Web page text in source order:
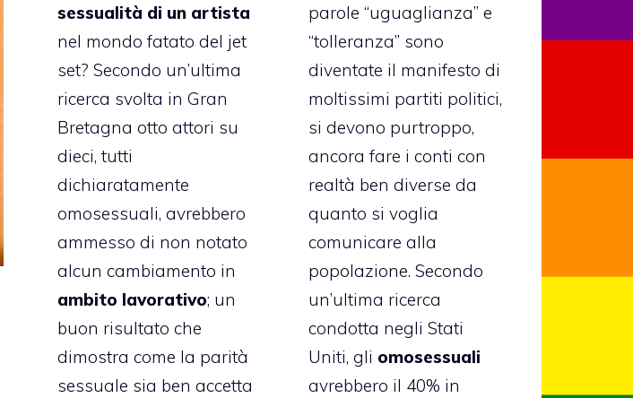
sessualità di un artista
nel mondo fatato del jet
set? Secondo un’ultima
ricerca svolta in Gran
Bretagna otto attori su
dieci, tutti
dichiaratamente
omosessuali, avrebbero
ammesso di non notato
alcun cambiamento in
ambito lavorativo; un
buon risultato che
dimostra come la parità
sessuale sia ben accetta
parole “uguaglianza” e
“tolleranza” sono
diventate il manifesto di
moltissimi partiti politici,
si devono purtroppo,
ancora fare i conti con
realtà ben diverse da
quanto si voglia
comunicare alla
popolazione. Secondo
un’ultima ricerca
condotta negli Stati
Uniti, gli omosessuali
avrebbero il 40% in